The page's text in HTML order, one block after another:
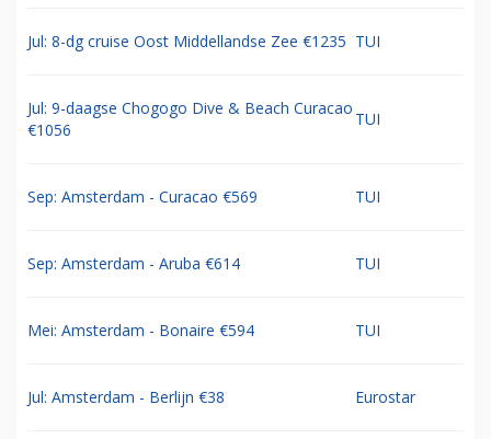
Jul: 8-dg cruise Oost Middellandse Zee €1235 TUI
Jul: 9-daagse Chogogo Dive & Beach Curacao
€1056
TUI
Sep: Amsterdam - Curacao €569 TUI
Sep: Amsterdam - Aruba €614 TUI
Mei: Amsterdam - Bonaire €594 TUI
Jul: Amsterdam - Berlijn €38 Eurostar